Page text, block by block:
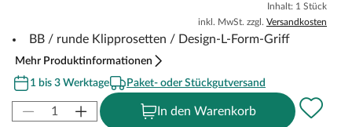
Inhalt: 1 Stück
inkl. MwSt. zzgl. Versandkosten
BB / runde Klipprosetten / Design-L-Form-Griff
Mehr Produktinformationen
1 bis 3 Werktage
Paket- oder Stückgutversand
In den Warenkorb